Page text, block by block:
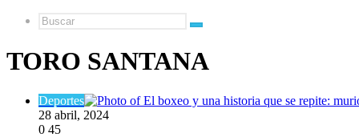
Buscar
TORO SANTANA
Deportes
28 abril, 2024
0 45